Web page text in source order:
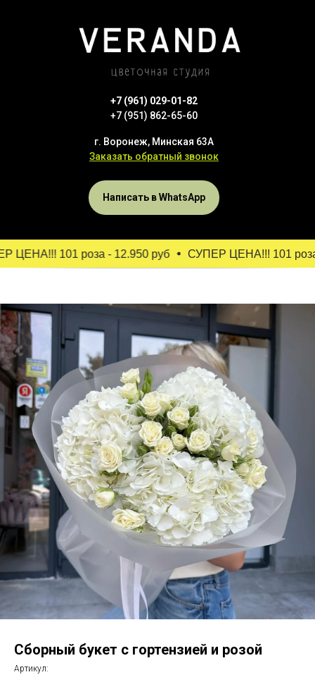
+7 (961) 029-01-82
+7 (951) 862-65-60
г. Воронеж, Минская 63А
Заказать обратный звонок
Написать в WhatsApp
101 роза - 12.950 руб СУПЕР ЦЕНА!!! 101 роза -
Сборный букет с гортензией и розой
Артикул: